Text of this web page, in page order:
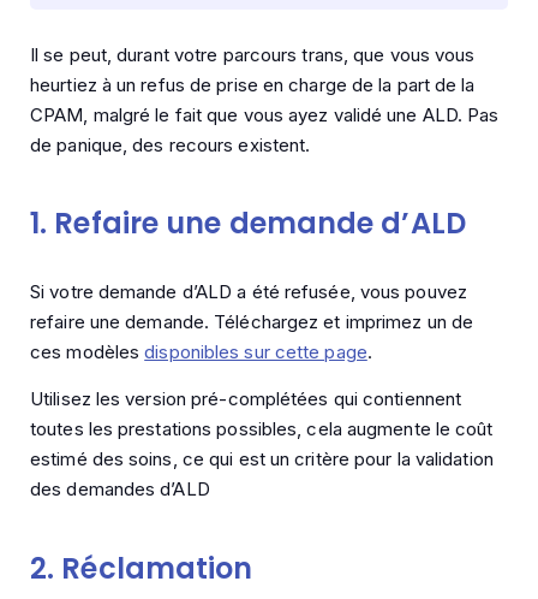
Il se peut, durant votre parcours trans, que vous vous
heurtiez à un refus de prise en charge de la part de la
CPAM, malgré le fait que vous ayez validé une ALD. Pas
de panique, des recours existent.
1. Refaire une demande d’ALD
Si votre demande d’ALD a été refusée, vous pouvez
refaire une demande. Téléchargez et imprimez un de
ces modèlesdisponibles sur cette page.
Utilisez les version pré-complétées qui contiennent
toutes les prestations possibles, cela augmente le coût
estimé des soins, ce qui est un critère pour la validation
des demandes d’ALD
2. Réclamation